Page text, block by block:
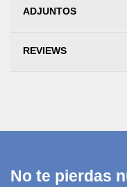
ADJUNTOS
REVIEWS
No te pierdas